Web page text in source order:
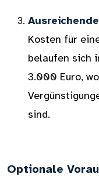
Kosten für
belaufen sich
3.000 Euro,
sind.
Optionale